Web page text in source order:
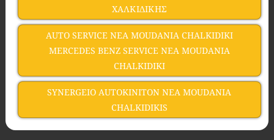
ΧΑΛΚΙΔΙΚΗΣ
AUTO SERVICE NEA MOUDANIA CHALKIDIKI
MERCEDES BENZ SERVICE NEA MOUDANIA
CHALKIDIKI
SYNERGEIO AUTOKINITON NEA MOUDANIA
CHALKIDIKIS